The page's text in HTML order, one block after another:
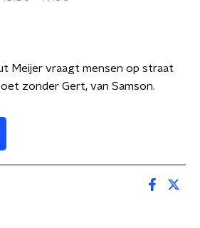
Meijer vraagt mensen op straat
zonder Gert, van Samson.